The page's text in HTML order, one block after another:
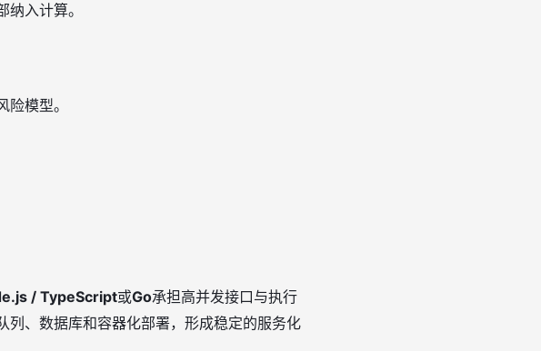
入计算。
模型。
/ TypeScript或Go承担高并发接口与执行
、数据库和容器化部署，形成稳定的服务化